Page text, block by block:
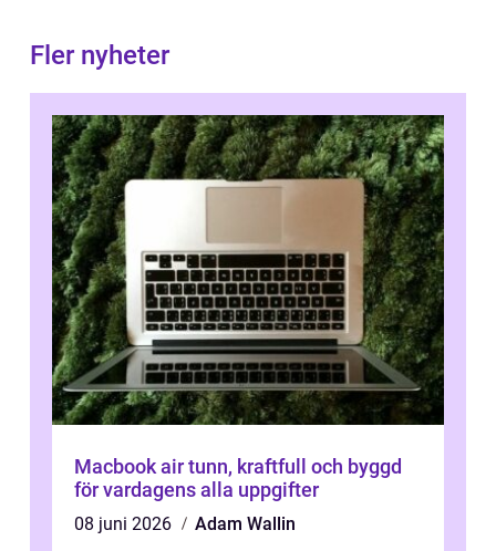
Fler nyheter
Macbook air tunn, kraftfull och byggd
för vardagens alla uppgifter
08 juni 2026
Adam Wallin